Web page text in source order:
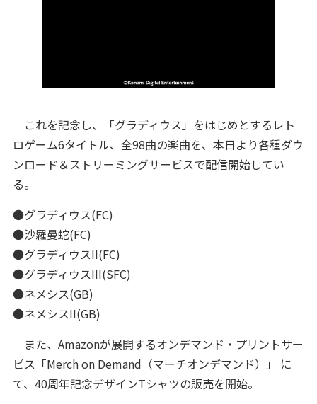
これを記念し、「グラディウス」をはじめとするレト
ロゲーム6タイトル、全98曲の楽曲を、本日より各種ダウ
ンロード＆ストリーミングサービスで配信開始してい
る。
●グラディウス(FC)
●沙羅曼蛇(FC)
●グラディウスII(FC)
●グラディウスIII(SFC)
●ネメシス(GB)
●ネメシスII(GB)
また、Amazonが展開するオンデマンド・プリントサー
ビス「Merch on Demand（マーチオンデマンド）」 に
て、40周年記念デザインTシャツの販売を開始。